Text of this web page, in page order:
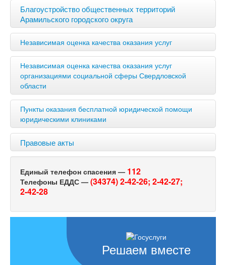
Благоустройство общественных территорий
Арамильского городского округа
Независимая оценка качества оказания услуг
Независимая оценка качества оказания услуг
организациями социальной сферы Свердловской
области
Пункты оказания бесплатной юридической помощи
юридическими клиниками
Правовые акты
Единый телефон спасения — 112
Телефоны ЕДДС — (34374) 2-42-26; 2-42-27;
2-42-28
Решаем вместе